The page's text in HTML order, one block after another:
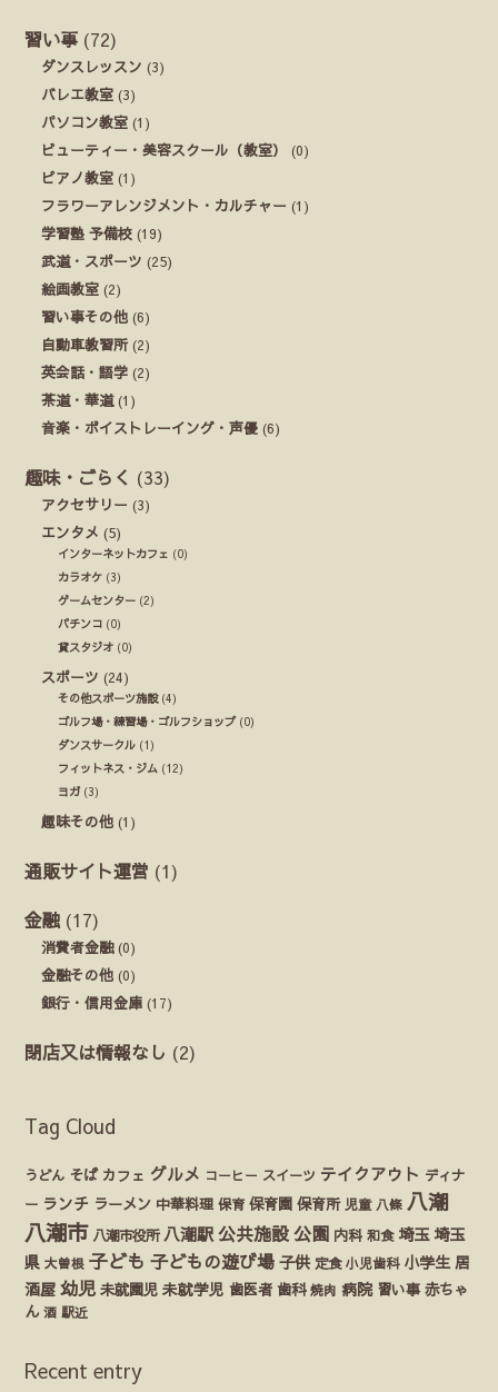
習い事 (72)
ダンスレッスン (3)
バレエ教室 (3)
パソコン教室 (1)
ビューティー・美容スクール（教室）
(0)
ピアノ教室 (1)
フラワーアレンジメント・カルチャー (1)
学習塾 予備校 (19)
武道・スポーツ (25)
絵画教室 (2)
習い事その他 (6)
自動車教習所(2)
英会話・語学 (2)
茶道・華道(1)
音楽・ボイストレーイング・声優 (6)
趣味・ごらく (33)
アクセサリー (3)
エンタメ (5)
インターネットカフェ (0)
カラオケ (3)
ゲームセンター (2)
パチンコ (0)
貸スタジオ (0)
スポーツ (24)
その他スポーツ施設(4)
ゴルフ場・練習場・ゴルフショップ(0)
ダンスサークル (1)
フィットネス・ジム (12)
ヨガ (3)
趣味その他 (1)
通販サイト運営 (1)
金融 (17)
消費者金融(0)
金融その他 (0)
銀行・信用金庫 (17)
閉店又は情報なし (2)
Tag Cloud
うどん そば カフェ グルメ コーヒー スイーツ テイクアウト ディナ
ー ランチ ラーメン 中華料理 保育 保育園 保育所 児童 八條 八潮
八潮市 八潮市役所 八潮駅 公共施設 公園 内科 和食 埼玉 埼玉
県 大曽根 子ども 子どもの遊び場 子供 定食 小児歯科 小学生 居
酒屋 幼児 未就園児 未就学児 歯医者 歯科 焼肉 病院 習い事 赤ちゃ
ん 酒 駅近
Recent entry